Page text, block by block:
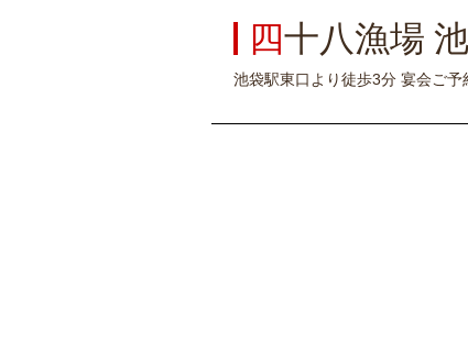
四十八漁場
池袋駅東口より徒歩3分 宴会ご予